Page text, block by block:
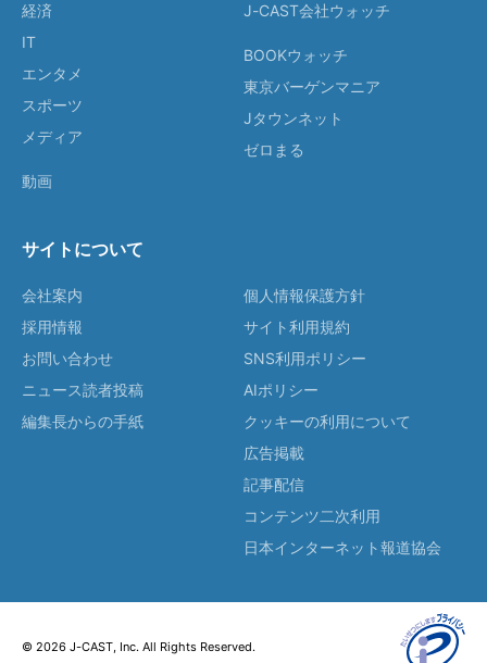
経済
IT
エンタメ
スポーツ
メディア
動画
J-CAST会社ウォッチ
BOOKウォッチ
東京バーゲンマニア
Jタウンネット
ゼロまる
サイトについて
会社案内
採用情報
お問い合わせ
ニュース読者投稿
編集長からの手紙
個人情報保護方針
サイト利用規約
SNS利用ポリシー
AIポリシー
クッキーの利用について
広告掲載
記事配信
コンテンツ二次利用
日本インターネット報道協会
© 2026 J-CAST, Inc. All Rights Reserved.